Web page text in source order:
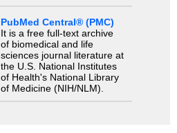
PubMed Central® (PMC)
It is a free full-text archive
of biomedical and life
sciences journal literature at
the U.S. National Institutes
of Health's National Library
of Medicine (NIH/NLM).